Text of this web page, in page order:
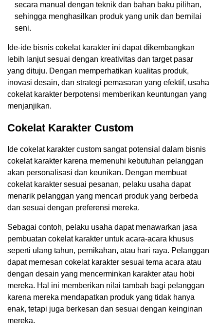
secara manual dengan teknik dan bahan baku pilihan,
sehingga menghasilkan produk yang unik dan bernilai
seni.
Ide-ide bisnis cokelat karakter ini dapat dikembangkan
lebih lanjut sesuai dengan kreativitas dan target pasar
yang dituju. Dengan memperhatikan kualitas produk,
inovasi desain, dan strategi pemasaran yang efektif, usaha
cokelat karakter berpotensi memberikan keuntungan yang
menjanjikan.
Cokelat Karakter Custom
Ide cokelat karakter custom sangat potensial dalam bisnis
cokelat karakter karena memenuhi kebutuhan pelanggan
akan personalisasi dan keunikan. Dengan membuat
cokelat karakter sesuai pesanan, pelaku usaha dapat
menarik pelanggan yang mencari produk yang berbeda
dan sesuai dengan preferensi mereka.
Sebagai contoh, pelaku usaha dapat menawarkan jasa
pembuatan cokelat karakter untuk acara-acara khusus
seperti ulang tahun, pernikahan, atau hari raya. Pelanggan
dapat memesan cokelat karakter sesuai tema acara atau
dengan desain yang mencerminkan karakter atau hobi
mereka. Hal ini memberikan nilai tambah bagi pelanggan
karena mereka mendapatkan produk yang tidak hanya
enak, tetapi juga berkesan dan sesuai dengan keinginan
mereka.